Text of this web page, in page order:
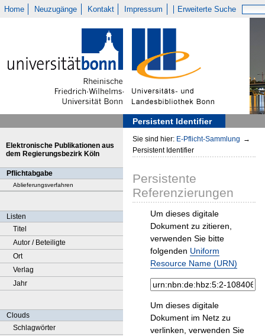
Home Neuzugänge Kontakt Impressum Erweiterte Suche
Persistent Identifier
Elektronische Publikationen aus
dem Regierungsbezirk Köln
Pflichtabgabe
Ablieferungsverfahren
Listen
Titel
Autor / Beteiligte
Ort
Verlag
Jahr
Clouds
Schlagwörter
Sie sind hier: E-Pflicht-Sammlung →
Persistent Identifier
Persistente
Referenzierungen
Um dieses digitale
Dokument zu zitieren,
verwenden Sie bitte
folgenden Uniform
Resource Name (URN)
Um dieses digitale
Dokument im Netz zu
verlinken, verwenden Sie